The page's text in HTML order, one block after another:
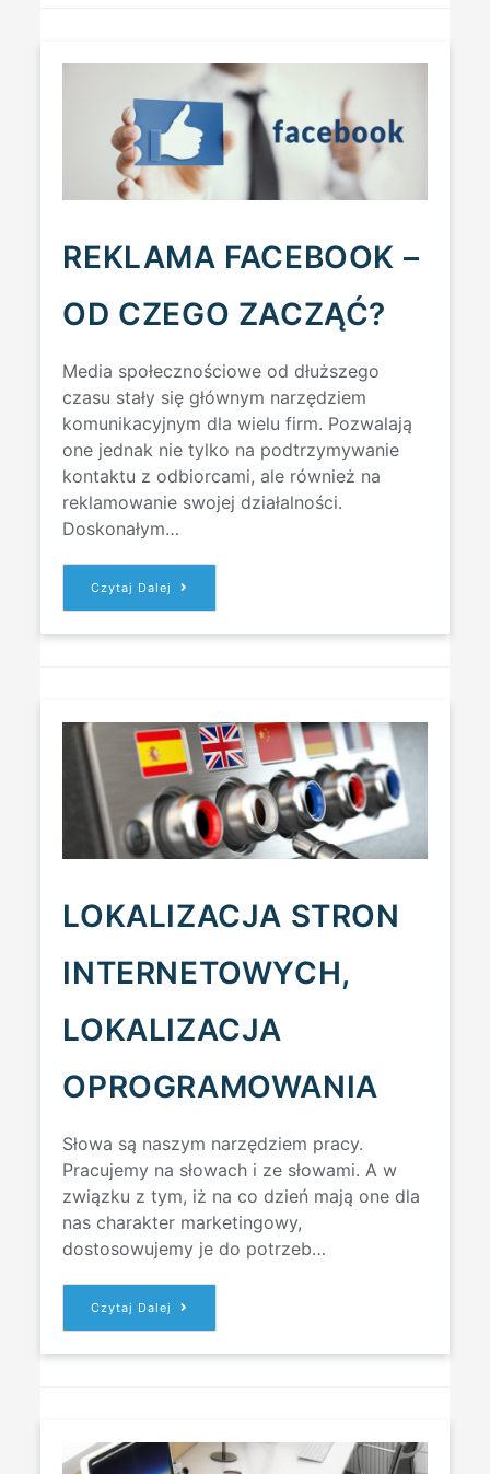
REKLAMA FACEBOOK –
OD CZEGO ZACZĄĆ?
Media społecznościowe od dłuższego
czasu stały się głównym narzędziem
komunikacyjnym dla wielu firm. Pozwalają
one jednak nie tylko na podtrzymywanie
kontaktu z odbiorcami, ale również na
reklamowanie swojej działalności.
Doskonałym…
Czytaj Dalej
REKLAMA
–
OD
LOKALIZACJA STRON
INTERNETOWYCH,
LOKALIZACJA
OPROGRAMOWANIA
Słowa są naszym narzędziem pracy.
Pracujemy na słowach i ze słowami. A w
związku z tym, iż na co dzień mają one dla
nas charakter marketingowy,
dostosowujemy je do potrzeb…
Czytaj Dalej
LOKALIZACJA
INTERNETOWYCH,
LOKALIZACJA